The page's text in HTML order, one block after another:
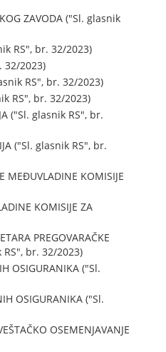
ZAVODA ("Sl. glasnik
RS", br. 32/2023)
32/2023)
RS", br. 32/2023)
RS", br. 32/2023)
("Sl. glasnik RS", br.
("Sl. glasnik RS", br.
MEĐUVLADINE KOMISIJE
KOMISIJE ZA
PREGOVARAČKE
RS", br. 32/2023)
OSIGURANIKA ("Sl.
OSIGURANIKA ("Sl.
OSEMENJAVANJE